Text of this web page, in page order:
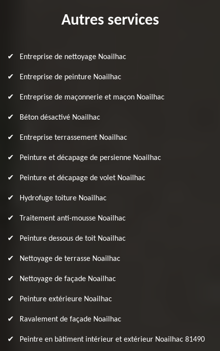
Autres services
Entreprise de nettoyage Noailhac
Entreprise de peinture Noailhac
Entreprise de maçonnerie et maçon Noailhac
Béton désactivé Noailhac
Entreprise terrassement Noailhac
Peinture et décapage de persienne Noailhac
Peinture et décapage de volet Noailhac
Hydrofuge toiture Noailhac
Traitement anti-mousse Noailhac
Peinture dessous de toit Noailhac
Nettoyage de terrasse Noailhac
Nettoyage de façade Noailhac
Peinture extérieure Noailhac
Ravalement de façade Noailhac
Peintre en bâtiment intérieur et extérieur Noailhac 81490